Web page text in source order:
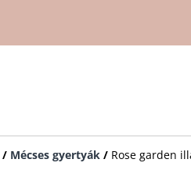
/ Mécses gyertyák / Rose garden